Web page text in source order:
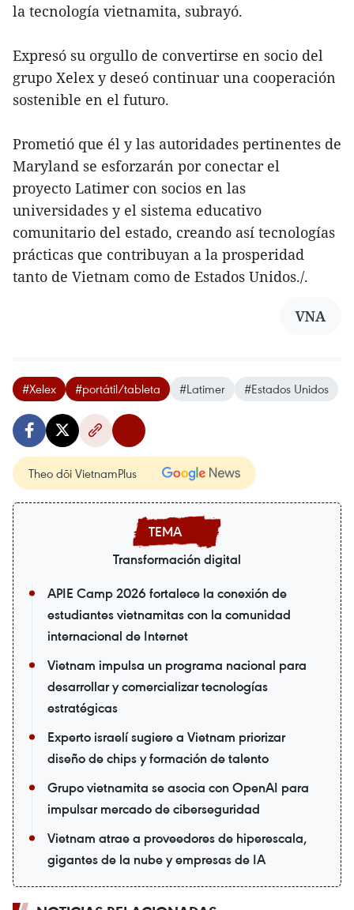
la tecnología vietnamita, subrayó.
Expresó su orgullo de convertirse en socio del
grupo Xelex y deseó continuar una cooperación
sostenible en el futuro.
Prometió que él y las autoridades pertinentes de
Maryland se esforzarán por conectar el
proyecto Latimer con socios en las
universidades y el sistema educativo
comunitario del estado, creando así tecnologías
prácticas que contribuyan a la prosperidad
tanto de Vietnam como de Estados Unidos./.
VNA
#Xelex #portátil/tableta #Latimer #Estados Unidos
Theo dõi VietnamPlus
Transformación digital
APIE Camp 2026 fortalece la conexión de
estudiantes vietnamitas con la comunidad
internacional de Internet
Vietnam impulsa un programa nacional para
desarrollar y comercializar tecnologías
estratégicas
Experto israelí sugiere a Vietnam priorizar
diseño de chips y formación de talento
Grupo vietnamita se asocia con OpenAI para
impulsar mercado de ciberseguridad
Vietnam atrae a proveedores de hiperescala,
gigantes de la nube y empresas de IA